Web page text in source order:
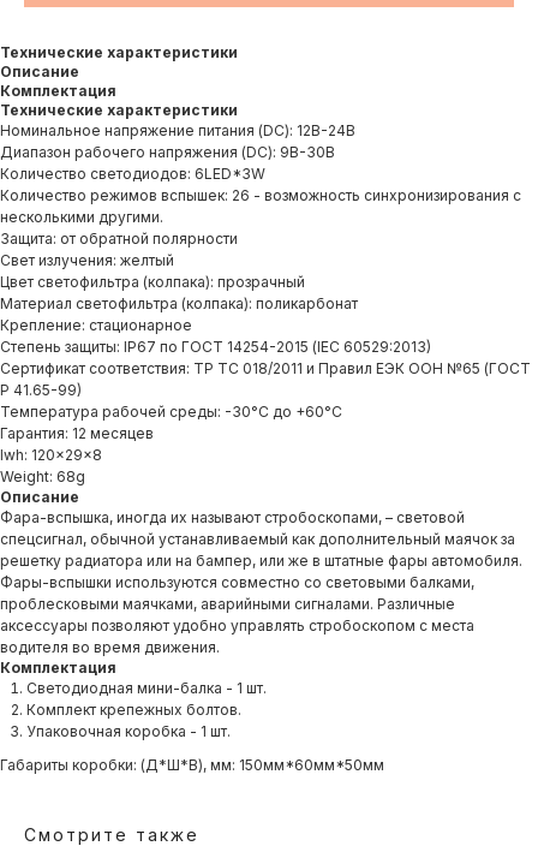
Технические характеристики
Описание
Комплектация
Технические характеристики
Номинальное напряжение питания (DC): 12В-24В
Диапазон рабочего напряжения (DC): 9В-30В
Количество светодиодов: 6LED*3W
Количество режимов вспышек: 26 - возможность синхронизирования с
несколькими другими.
Защита: от обратной полярности
Свет излучения: желтый
Цвет светофильтра (колпака): прозрачный
Материал светофильтра (колпака): поликарбонат
Крепление: стационарное
Степень защиты: IP67 по ГОСТ 14254-2015 (IЕС 60529:2013)
Сертификат соответствия: ТР ТС 018/2011 и Правил ЕЭК ООН №65 (ГОСТ
Р 41.65-99)
Температура рабочей среды: -30°С до +60°С
Гарантия: 12 месяцев
lwh: 120x29x8
Weight: 68g
Описание
Фара-вспышка, иногда их называют стробоскопами, – световой
спецсигнал, обычной устанавливаемый как дополнительный маячок за
решетку радиатора или на бампер, или же в штатные фары автомобиля.
Фары-вспышки используются совместно со световыми балками,
проблесковыми маячками, аварийными сигналами. Различные
аксессуары позволяют удобно управлять стробоскопом с места
водителя во время движения.
Комплектация
Светодиодная мини-балка - 1 шт.
Комплект крепежных болтов.
Упаковочная коробка - 1 шт.
Габариты коробки: (Д*Ш*В), мм: 150мм*60мм*50мм
Смотрите также
Продукция
Контакты
О компании
Доставка и оплата
Вопросы и ответы
Как купить?